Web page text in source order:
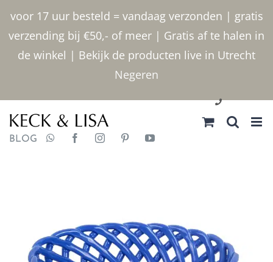
voor 17 uur besteld = vandaag verzonden | gratis
verzending bij €50,- of meer | Gratis af te halen in
de winkel | Bekijk de producten live in Utrecht
Negeren
inhoud
030 2400000
BLOG